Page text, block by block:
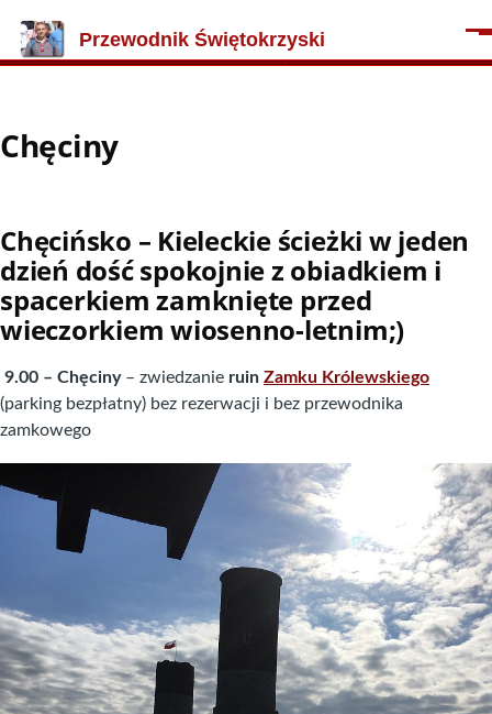
Przewodnik Świętokrzyski
Chęciny
Chęcińsko – Kieleckie ścieżki w jeden
dzień dość spokojnie z obiadkiem i
spacerkiem zamknięte przed
wieczorkiem wiosenno-letnim;)
9.00 – Chęciny– zwiedzanie ruin Zamku Królewskiego
(parking bezpłatny) bez rezerwacji i bez przewodnika
zamkowego